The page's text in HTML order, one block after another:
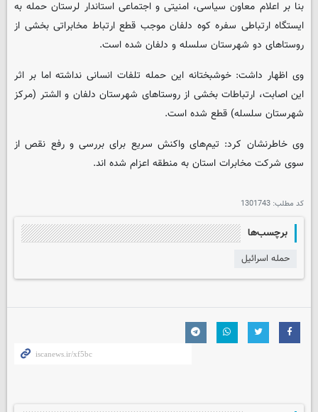
بنا بر اعلام معاون سیاسی، امنیتی و اجتماعی استاندار لرستان حمله به
ایستگاه ارتباطی سفره کوه دلفان موجب قطع ارتباط مخابراتی بخشی از
روستاهای دو شهرستان سلسله و دلفان شده است.
وی اظهار داشت: خوشبختانه این حمله تلفات انسانی نداشته اما بر اثر
این اصابت، ارتباطات بخشی از روستاهای شهرستان دلفان و الشتر (مرکز
شهرستان سلسله) قطع شده است.
وی خاطرنشان کرد: تیم‌های واکنش سریع برای بررسی و رفع نقص از
سوی شرکت مخابرات استان به منطقه اعزام شده اند.
کد مطلب: 1301743
برچسب‌ها
حمله اسرائیل